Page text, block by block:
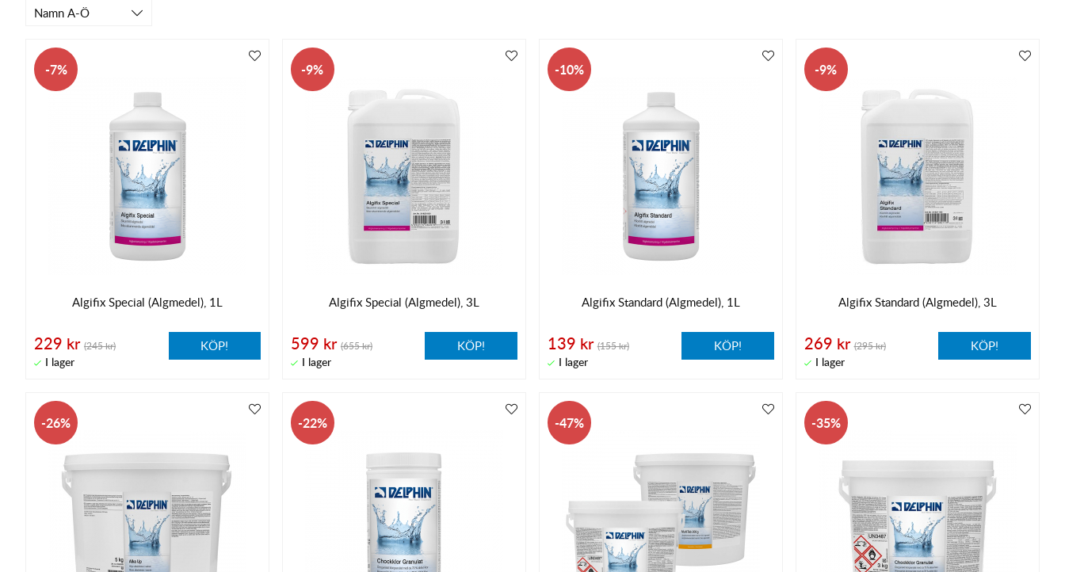
Namn A-Ö
7
Algifix Special (Algmedel), 1L
229 kr (245 kr) KÖP!
9
Algifix Special (Algmedel), 3L
599 kr (655 kr) KÖP!
10
Algifix Standard (Algmedel), 1L
139 kr (155 kr) KÖP!
9
Algifix Standard (Algmedel), 3L
269 kr (295 kr) KÖP!
26 22 47 35